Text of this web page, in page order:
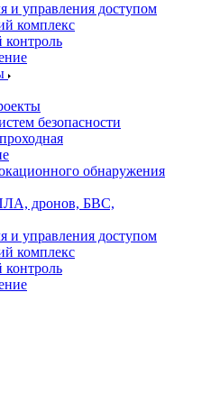
и управления доступом
комплекс
безопасности
обнаружения
дронов, БВС,
и управления доступом
комплекс